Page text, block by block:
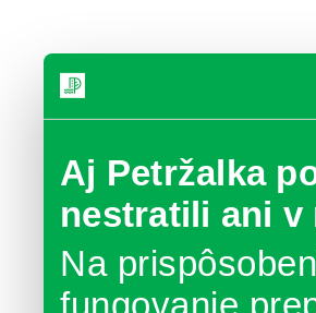
Aj Petržalka
nestratili ani v
Na